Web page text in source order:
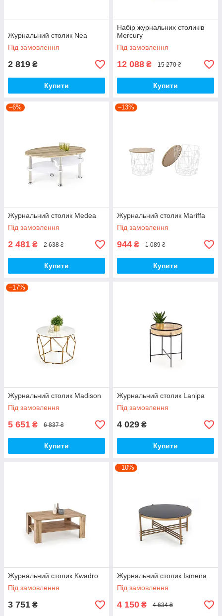
Журнальний столик Nea
Під замовлення
2 819 ₴
Купити
Набір журнальних столиків
Mercury
Під замовлення
12 088 ₴ 15 270 ₴
Купити
–6%
Журнальний столик Medea
Під замовлення
2 481 ₴ 2 638 ₴
Купити
–13%
Журнальний столик Mariffa
Під замовлення
944 ₴ 1 089 ₴
Купити
–17%
Журнальний столик Madison
Під замовлення
5 651 ₴ 6 837 ₴
Купити
Журнальний столик Lanipa
Під замовлення
4 029 ₴
Купити
Журнальний столик Kwadro
Під замовлення
3 751 ₴
–10%
Журнальний столик Ismena
Під замовлення
4 150 ₴ 4 634 ₴